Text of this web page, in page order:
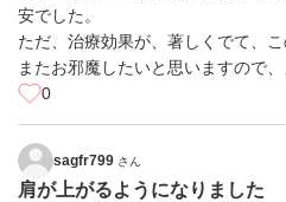
安でした。
ただ、治療効果が、著しくでて、
またお邪魔したいと思いますので
0
sagfr799 さん
肩が上がるようになりました